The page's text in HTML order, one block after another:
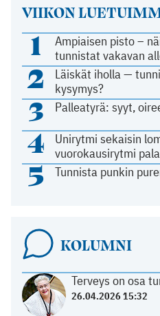
VIIKON
1
Ampiaisen pisto –
tunnistat vakavan
2
Läiskät iholla —
kysymys?
3 Palleatyrä: syyt,
4
Unirytmi sekaisin
vuorokausirytmi
5 Tunnista punkin
KOLUMNI
Terveys on osa
26.04.2026 15:32